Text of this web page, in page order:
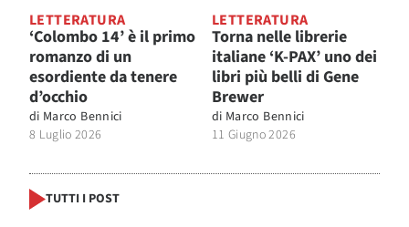
LETTERATURA
‘Colombo 14’ è il primo
romanzo di un
esordiente da tenere
d’occhio
di Marco Bennici
8 Luglio 2026
LETTERATURA
Torna nelle librerie
italiane ‘K-PAX’ uno dei
libri più belli di Gene
Brewer
di Marco Bennici
11 Giugno 2026
TUTTI I POST